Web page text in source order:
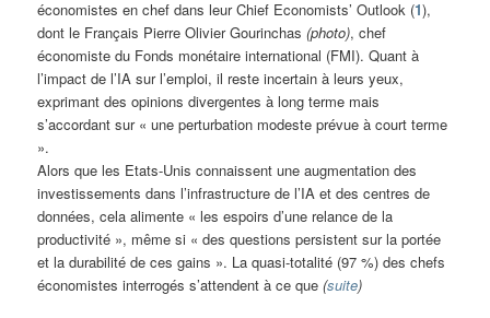
économistes en chef dans leur Chief Economists’ Outlook (1),
dont le Français Pierre Olivier Gourinchas(photo), chef
économiste du Fonds monétaire international (FMI). Quant à
l’impact de l’IA sur l’emploi, il reste incertain à leurs yeux,
exprimant des opinions divergentes à long terme mais
s’accordant sur « une perturbation modeste prévue à court terme
».
Alors que les Etats-Unis connaissent une augmentation des
investissements dans l’infrastructure de l’IA et des centres de
données, cela alimente « les espoirs d’une relance de la
productivité », même si « des questions persistent sur la portée
et la durabilité de ces gains ». La quasi-totalité (97 %) des chefs
économistes interrogés s’attendent à ce que(suite)